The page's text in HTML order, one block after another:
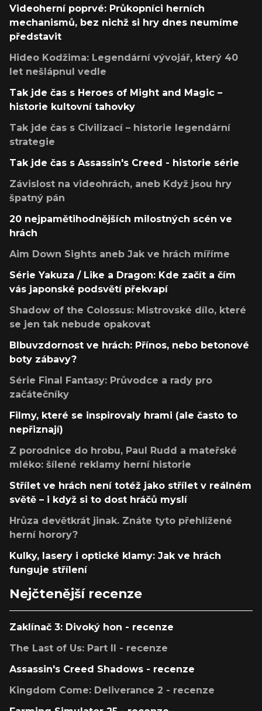
Videoherní poprvé: Průkopníci herních
mechanismů, bez nichž si hry dnes neumíme
představit
Hideo Kodžima: Legendární vývojář, který 40
let nešlápnul vedle
Tak jde čas s Heroes of Might and Magic –
historie kultovní tahovky
Tak jde čas s Civilizací – historie legendární
strategie
Tak jde čas s Assassin's Creed - historie série
Závislost na videohrách, aneb Když jsou hry
špatný pán
20 nejpamětihodnějších milostných scén ve
hrách
Aim Down Sights aneb Jak ve hrách míříme
Série Yakuza / Like a Dragon: Kde začít a čím
vás japonské podsvětí překvapí
Shadow of the Colossus: Mistrovské dílo, které
se jen tak nebude opakovat
Blbuvzdornost ve hrách: Přínos, nebo betonové
boty zábavy?
Série Final Fantasy: Průvodce a rady pro
začátečníky
Filmy, které se inspirovaly hrami (ale často to
nepřiznají)
Z porodnice do hrobu, Paul Rudd a mateřské
mléko: šílené reklamy herní historie
Střílet ve hrách není totéž jako střílet v reálném
světě – i když si to dost hráčů myslí
Hrůza devětkrát jinak. Znáte tyto přehlížené
herní horory?
Kulky, lasery i optické klamy: Jak ve hrách
funguje střílení
Nejčtenější recenze
Zaklínač 3: Divoký hon - recenze
The Last of Us: Part II - recenze
Assassin's Creed Shadows - recenze
Kingdom Come: Deliverance 2 - recenze